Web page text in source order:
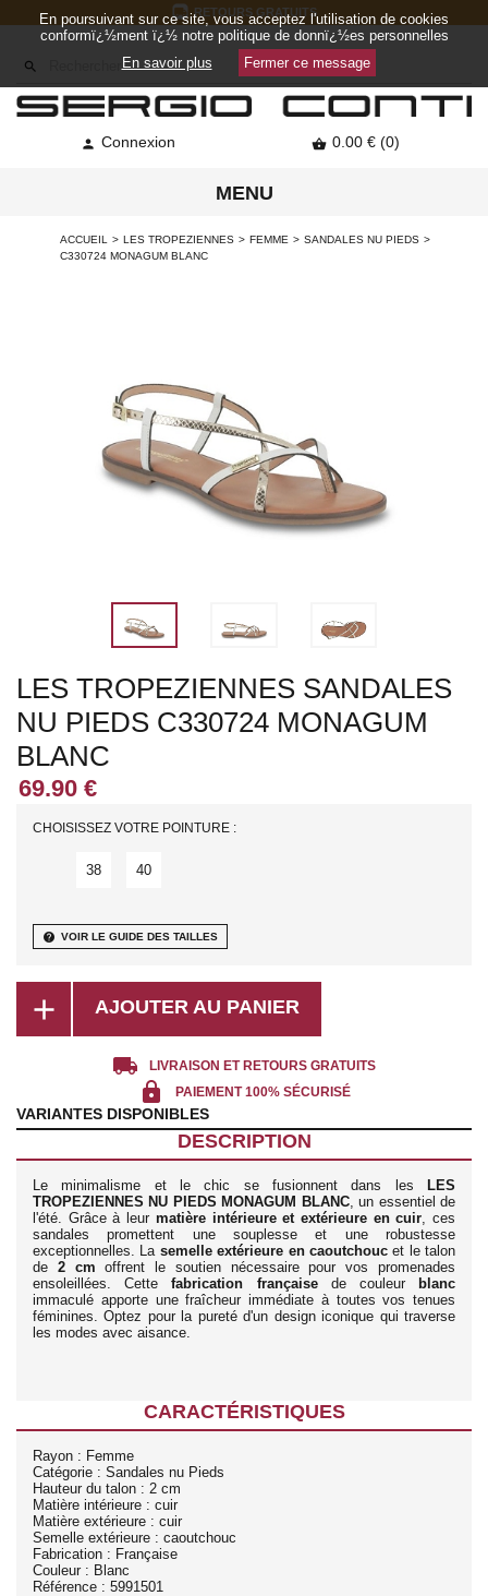
RETOURS GRATUITS

 Connexion  0.00 € (0)
MENU
ACCUEIL LES TROPEZIENNES FEMME
SANDALES NU PIEDS
C330724 MONAGUM BLANC
LES TROPEZIENNES SANDALES
NU PIEDS C330724 MONAGUM
BLANC
CHOISISSEZ VOTRE POINTURE :
38 40
help VOIR LE GUIDE DES TAILLES
add AJOUTER AU PANIER
local_shipping LIVRAISON ET RETOURS GRATUITS
lock PAIEMENT 100% SÉCURISÉ
VARIANTES DISPONIBLES
DESCRIPTION
Le minimalisme et le chic se fusionnent dans les LES
TROPEZIENNES NU PIEDS MONAGUM BLANC, un essentiel de
l'été. Grâce à leur matière intérieure et extérieure en cuir , ces
sandales promettent une souplesse et une robustesse
exceptionnelles. La semelle extérieure en caoutchoucet le talon
de 2 cm offrent le soutien nécessaire pour vos promenades
ensoleillées. Cettefabrication françaisede couleur blanc
immaculé apporte une fraîcheur immédiate à toutes vos tenues
féminines. Optez pour la pureté d'un design iconique qui traverse
les modes avec aisance.
CARACTÉRISTIQUES
Rayon : Femme
Catégorie : Sandales nu Pieds
Hauteur du talon : 2 cm
Matière intérieure : cuir
Matière extérieure : cuir
Semelle extérieure : caoutchouc
Fabrication : Française
Couleur : Blanc
Référence : 5991501
En poursuivant sur ce site, vous acceptez l'utilisation de cookies
conformï¿½ment ï¿½ notre politique de donnï¿½es personnelles
En savoir plus
Fermer ce message